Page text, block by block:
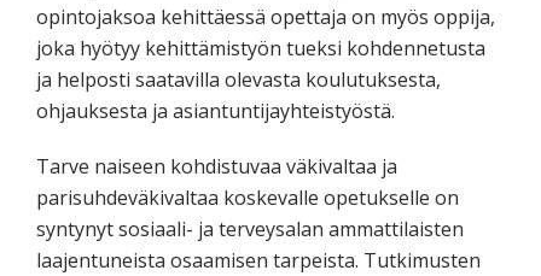
opintojaksoa kehittäessä opettaja on myös oppija,
joka hyötyy kehittämistyön tueksi kohdennetusta
ja helposti saatavilla olevasta koulutuksesta,
ohjauksesta ja asiantuntijayhteistyöstä.
Tarve naiseen kohdistuvaa väkivaltaa ja
parisuhdeväkivaltaa koskevalle opetukselle on
syntynyt sosiaali- ja terveysalan ammattilaisten
laajentuneista osaamisen tarpeista. Tutkimusten